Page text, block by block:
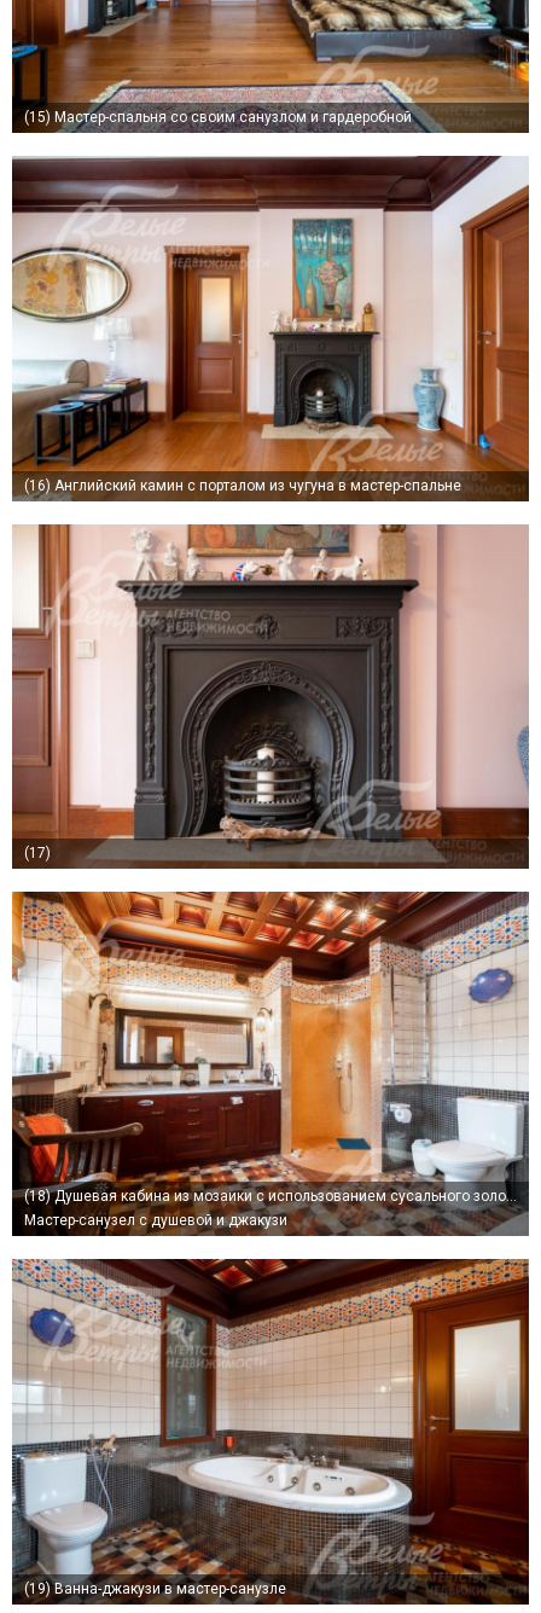
(15) Мастер-спальня со своим санузлом и гардеробной
(16) Английский камин с порталом из чугуна в мастер-спальне
(17)
(18)Душевая кабина из мозаики с использованием сусального золота
Мастер-санузел с душевой и джакузи
(19)Ванна-джакузи в мастер-санузле